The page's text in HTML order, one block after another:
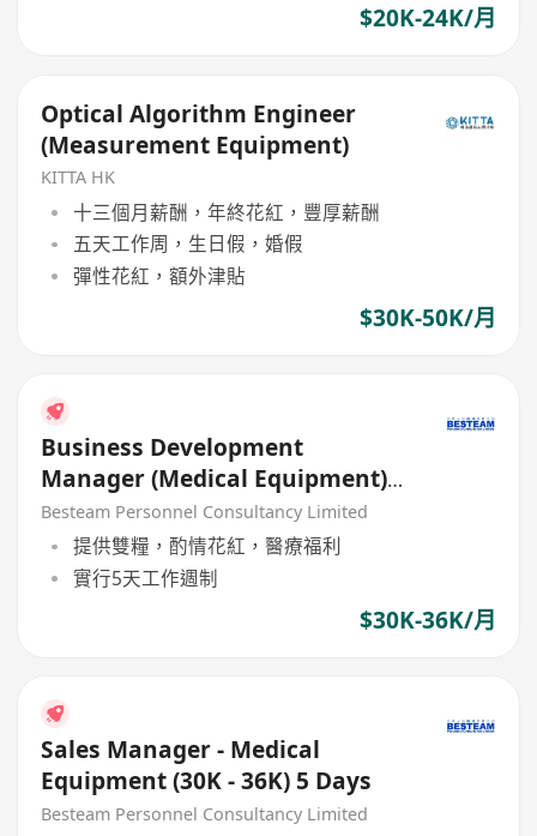
$20K-24K/月
Optical Algorithm Engineer
(Measurement Equipment)
KITTA HK
十三個月薪酬，年終花紅，豐厚薪酬
五天工作周，生日假，婚假
彈性花紅，額外津貼
$30K-50K/月
Business Development
Manager (Medical Equipment)
36K
Besteam Personnel Consultancy Limited
提供雙糧，酌情花紅，醫療福利
實行5天工作週制
$30K-36K/月
Sales Manager - Medical
Equipment (30K - 36K) 5 Days
Besteam Personnel Consultancy Limited